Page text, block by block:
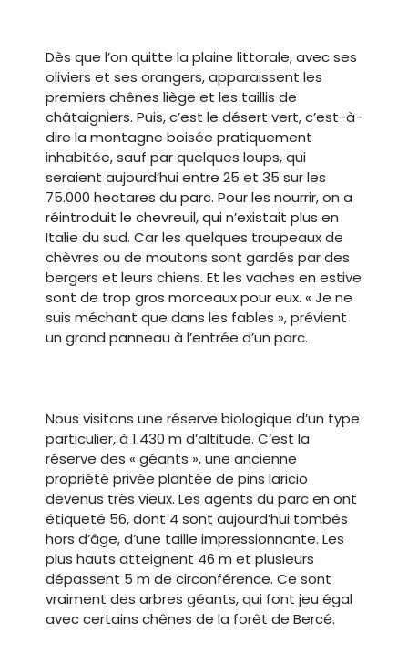
Dès que l’on quitte la plaine littorale, avec ses
oliviers et ses orangers, apparaissent les
premiers chênes liège et les taillis de
châtaigniers. Puis, c’est le désert vert, c’est-à-
dire la montagne boisée pratiquement
inhabitée, sauf par quelques loups, qui
seraient aujourd’hui entre 25 et 35 sur les
75.000 hectares du parc. Pour les nourrir, on a
réintroduit le chevreuil, qui n’existait plus en
Italie du sud. Car les quelques troupeaux de
chèvres ou de moutons sont gardés par des
bergers et leurs chiens. Et les vaches en estive
sont de trop gros morceaux pour eux. « Je ne
suis méchant que dans les fables », prévient
un grand panneau à l’entrée d’un parc.
Nous visitons une réserve biologique d’un type
particulier, à 1.430 m d’altitude. C’est la
réserve des « géants », une ancienne
propriété privée plantée de pins laricio
devenus très vieux. Les agents du parc en ont
étiqueté 56, dont 4 sont aujourd’hui tombés
hors d’âge, d’une taille impressionnante. Les
plus hauts atteignent 46 m et plusieurs
dépassent 5 m de circonférence. Ce sont
vraiment des arbres géants, qui font jeu égal
avec certains chênes de la forêt de Bercé.